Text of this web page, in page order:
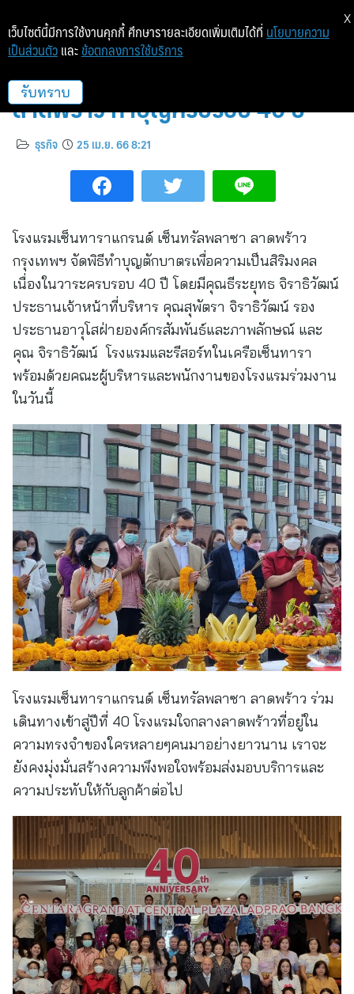
เซ็นทาราแกรนด์ เซ็นทรัลพลาซา
ลาดพร้าว ทำบุญครบรอบ 40 ปี
ธุรกิจ 25 เม.ย. 66 8:21
โรงแรมเซ็นทาราแกรนด์ เซ็นทรัลพลาซา ลาดพร้าว
กรุงเทพฯ จัดพิธีทำบุญตักบาตรเพื่อความเป็นสิริมงคล
เนื่องในวาระครบรอบ 40 ปี โดยมีคุณธีระยุทธ จิราธิวัฒน์
ประธานเจ้าหน้าที่บริหาร คุณสุพัตรา จิราธิวัฒน์ รอง
ประธานอาวุโสฝ่ายองค์กรสัมพันธ์และภาพลักษณ์ และ
คุณ จิราธิวัฒน์ โรงแรมและรีสอร์ทในเครือเซ็นทารา
พร้อมด้วยคณะผู้บริหารและพนักงานของโรงแรมร่วมงาน
ในวันนี้
โรงแรมเซ็นทาราแกรนด์ เซ็นทรัลพลาซา ลาดพร้าว ร่วม
เดินทางเข้าสู่ปีที่ 40 โรงแรมใจกลางลาดพร้าวที่อยู่ใน
ความทรงจำของใครหลายๆคนมาอย่างยาวนาน เราจะ
ยังคงมุ่งมั่นสร้างความพึงพอใจพร้อมส่งมอบบริการและ
ความประทับให้กับลูกค้าต่อไป
เว็บไซต์นี้มีการใช้งานคุกกี้ ศึกษารายละเอียดเพิ่มเติมได้ที่ นโยบายความ
เป็นส่วนตัว และ ข้อตกลงการใช้บริการ
รับทราบ
X